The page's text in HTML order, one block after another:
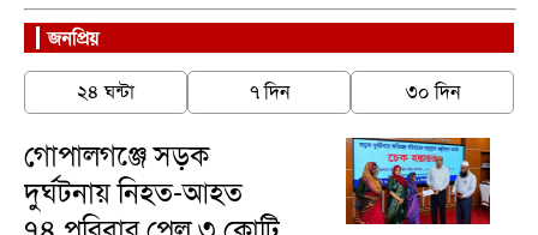
জনপ্রিয়
২৪ ঘন্টা ৭ দিন ৩০ দিন
গোপালগঞ্জে সড়ক
দুর্ঘটনায় নিহত-আহত